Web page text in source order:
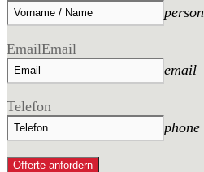
person
EmailEmail
email
Telefon
phone
Offerte anfordern